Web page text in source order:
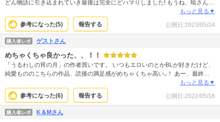
どん物語に引き込まれていき最後は完全にどハマりしました! もうね、暁さんが
かっっっこよすぎて…不器用ででも優しくてどことなく儚げで…それに対して
ふみちゃんの健気でかわいらしく、でも芯が強い2人の人柄が素晴らしかったで
す!ところどころ涙するシーンもありましたが読み終わったあとはほっこりして
こんな素敵な作品に出会えて良かったと思いました。。。
もっと見る▼
参考になった(5) 報告する 公開日:2023/05/24
購入者レポ ゲストさん
めちゃくちゃ良かった、、！！
「うるわしの宵の月」の作者買いです。 いつもエロいのとかBLが好きだけど、
純愛もののこちらの作品、読後の満足感がめちゃくちゃ高い‥！ あー、最終巻
の番外編も最高でした。 悲しいニュースが多いし、なんとなく、生きるのが辛
いなーと思っていたこの頃。ちょっと励まされたなー。 この作品に出会えて良
かった。
もっと見る▼
参考になった(6) 報告する 公開日:2022/05/16
購入者レポ K＆Mさん